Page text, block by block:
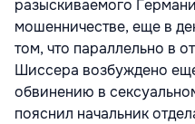
разыскиваемого
мошенничестве, еще в
том, что параллельно в
Шиссера возбуждено
обвинению в
пояснил начальник